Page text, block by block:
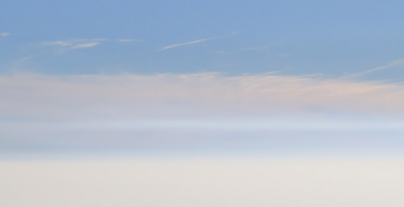
GPS ACCESSOIRES OCCASIONS VÊTEMENTS SACS & RANGEMENT